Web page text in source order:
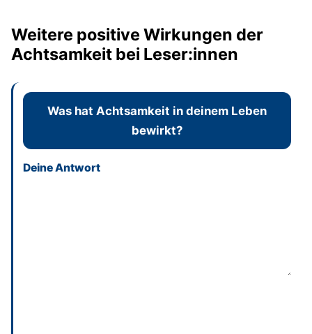
Weitere positive Wirkungen der
Achtsamkeit bei Leser:innen
Was hat Achtsamkeit in deinem Leben
bewirkt?
Dieses Feld bitte leer lassen
Deine Antwort